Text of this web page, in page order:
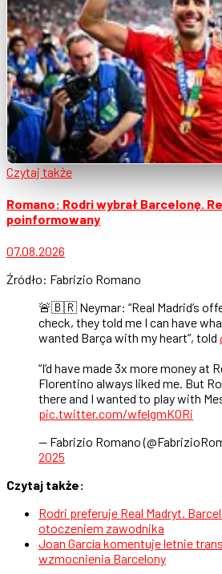
Czytaj także
Romano: Rodri wybrał Barcelonę.
poinformowany
07.08.2026
Źródło: Fabrizio Romano
🚨🇧🇷 Neymar: “Real Madrid’s
check, they told me I can have
wanted Barça with my heart”, told
“I’d have made 3x more money at
Florentino always liked me. But
there and I wanted to play with
pic.twitter.com/wfelgmK0Ri
— Fabrizio Romano
2025
Czytaj także:
Rodri preferuje Real Madryt.
otoczeniem zawodnika
Joan García komentuje letnie
wzmocnienia Barcelony